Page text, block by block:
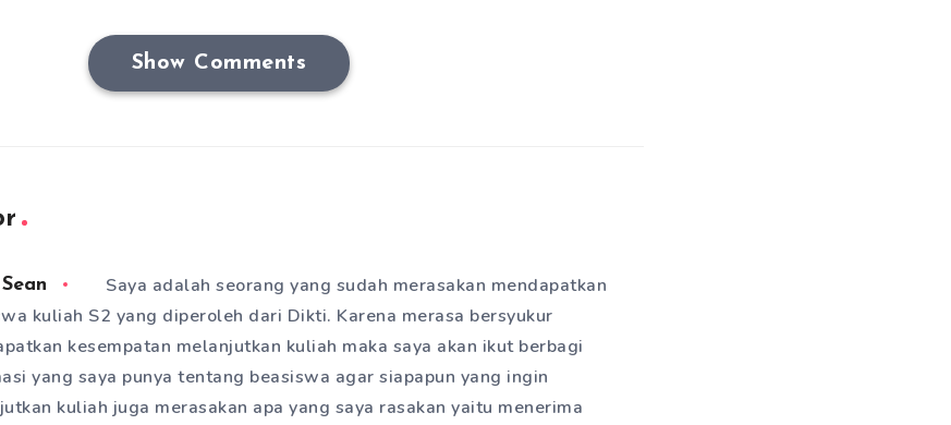
Show Comments
Saya adalah seorang yang sudah merasakan mendapatkan
kuliah S2 yang diperoleh dari Dikti. Karena merasa bersyukur
kesempatan melanjutkan kuliah maka saya akan ikut berbagi
yang saya punya tentang beasiswa agar siapapun yang ingin
kuliah juga merasakan apa yang saya rasakan yaitu menerima